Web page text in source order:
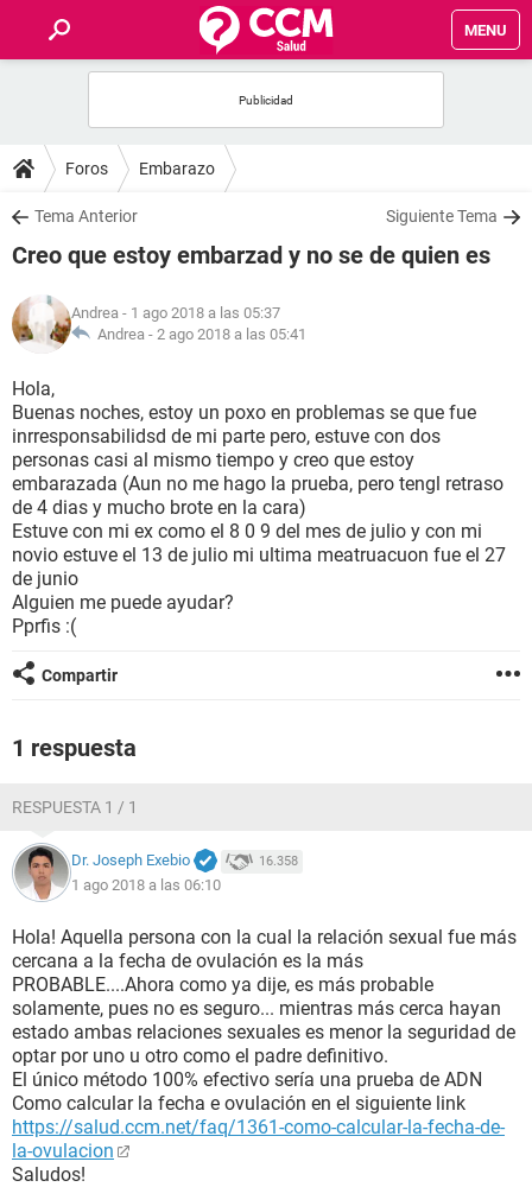
MENU
FOROS
SALUD
FAMILIA
NUTRICIÓN
BIENESTAR
SEXUALIDAD
GLOSARIO
Foros Embarazo
Tema Anterior Siguiente Tema
Creo que estoy embarzad y no se de quien es
Andrea - 1 ago 2018 a las 05:37
Andrea - 2 ago 2018 a las 05:41
Hola,
Buenas noches, estoy un poxo en problemas se que fue
inrresponsabilidsd de mi parte pero, estuve con dos
personas casi al mismo tiempo y creo que estoy
embarazada (Aun no me hago la prueba, pero tengl retraso
de 4 dias y mucho brote en la cara)
Estuve con mi ex como el 8 0 9 del mes de julio y con mi
novio estuve el 13 de julio mi ultima meatruacuon fue el 27
de junio
Alguien me puede ayudar?
Pprfis :(
Compartir
1 respuesta
RESPUESTA 1 / 1
Dr. Joseph Exebio 16.358
1 ago 2018 a las 06:10
Hola! Aquella persona con la cual la relación sexual fue más
cercana a la fecha de ovulación es la más
PROBABLE....Ahora como ya dije, es más probable
solamente, pues no es seguro... mientras más cerca hayan
estado ambas relaciones sexuales es menor la seguridad de
optar por uno u otro como el padre definitivo.
El único método 100% efectivo sería una prueba de ADN
Como calcular la fecha e ovulación en el siguiente link
https://salud.ccm.net/faq/1361-como-calcular-la-fecha-de-
la-ovulacion
Saludos!